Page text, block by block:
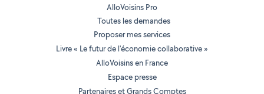
AlloVoisins Pro
Toutes les demandes
Proposer mes services
Livre « Le futur de l'économie collaborative »
AlloVoisins en France
Espace presse
Partenaires et Grands Comptes